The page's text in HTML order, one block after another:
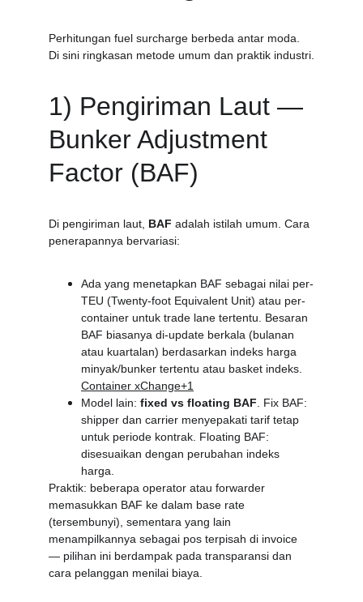
Perhitungan fuel surcharge berbeda antar moda.
Di sini ringkasan metode umum dan praktik industri.
1) Pengiriman Laut —
Bunker Adjustment
Factor (BAF)
Di pengiriman laut, BAF adalah istilah umum. Cara
penerapannya bervariasi:
Ada yang menetapkan BAF sebagai nilai per-
TEU (Twenty-foot Equivalent Unit) atau per-
container untuk trade lane tertentu. Besaran
BAF biasanya di-update berkala (bulanan
atau kuartalan) berdasarkan indeks harga
minyak/bunker tertentu atau basket indeks.
Container xChange+1
Model lain: fixed vs floating BAF . Fix BAF:
shipper dan carrier menyepakati tarif tetap
untuk periode kontrak. Floating BAF:
disesuaikan dengan perubahan indeks
harga.
Praktik: beberapa operator atau forwarder
memasukkan BAF ke dalam base rate
(tersembunyi), sementara yang lain
menampilkannya sebagai pos terpisah di invoice
— pilihan ini berdampak pada transparansi dan
cara pelanggan menilai biaya.